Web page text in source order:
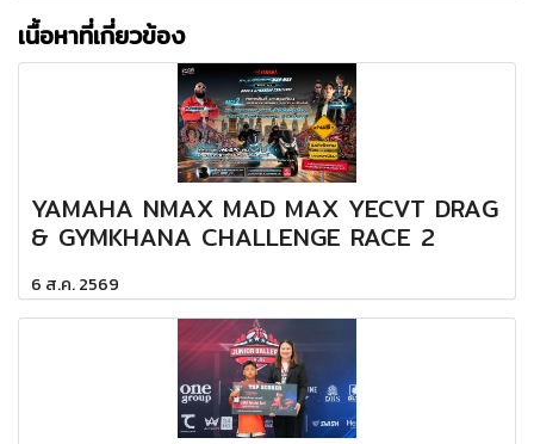
เนื้อหาที่เกี่ยวข้อง
YAMAHA NMAX MAD MAX YECVT DRAG
& GYMKHANA CHALLENGE RACE 2
6 ส.ค. 2569